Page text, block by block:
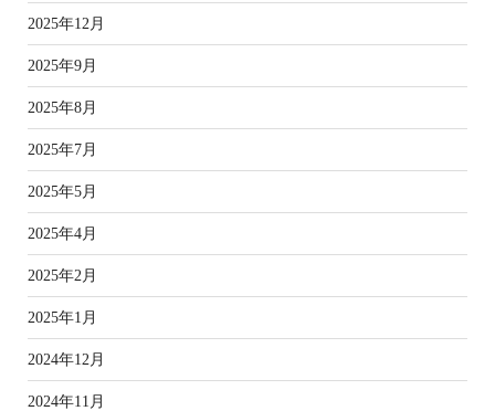
2025年12月
2025年9月
2025年8月
2025年7月
2025年5月
2025年4月
2025年2月
2025年1月
2024年12月
2024年11月